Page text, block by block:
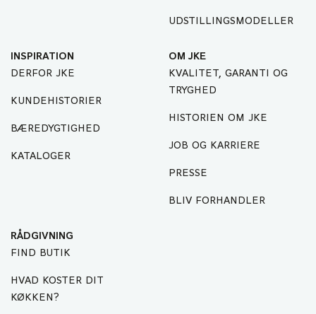
UDSTILLINGSMODELLER
INSPIRATION
DERFOR JKE
KUNDEHISTORIER
BÆREDYGTIGHED
KATALOGER
OM JKE
KVALITET, GARANTI OG
TRYGHED
HISTORIEN OM JKE
JOB OG KARRIERE
PRESSE
BLIV FORHANDLER
RÅDGIVNING
FIND BUTIK
HVAD KOSTER DIT
KØKKEN?